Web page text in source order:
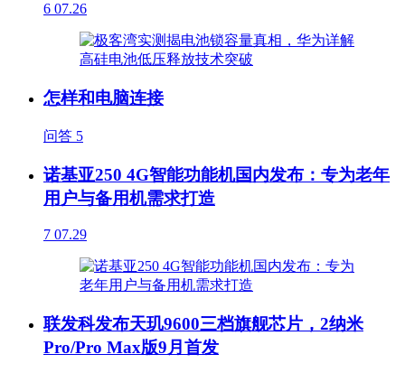
6 07.26
怎样和电脑连接
问答 5
诺基亚250 4G智能功能机国内发布：专为老年
用户与备用机需求打造
7 07.29
联发科发布天玑9600三档旗舰芯片，2纳米
Pro/Pro Max版9月首发